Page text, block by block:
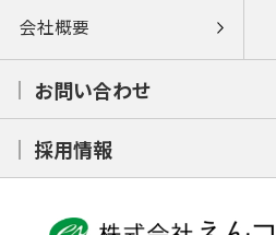
会社概要
お問い合わせ
採用情報